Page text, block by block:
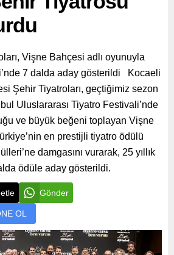
Vişne Bahçesi adlı oyunuyla
7 dalda aday gösterildi Kocaeli
Şehir Tiyatroları, geçtiğimiz sezon
Uluslararası Tiyatro Festivali’nde
ve büyük beğeni toplayan Vişne
en prestijli tiyatro ödülü
damgasını vurarak, 25 yıllık
ödüle aday gösterildi.
Gönder
OL